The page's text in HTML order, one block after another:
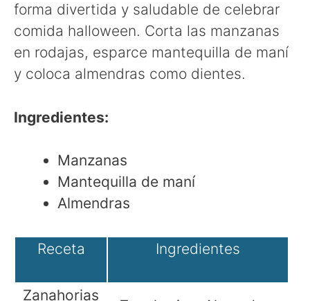
forma divertida y saludable de celebrar
comida halloween. Corta las manzanas
en rodajas, esparce mantequilla de maní
y coloca almendras como dientes.
Ingredientes:
Manzanas
Mantequilla de maní
Almendras
Receta Ingredientes
Zanahorias